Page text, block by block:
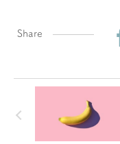
Share